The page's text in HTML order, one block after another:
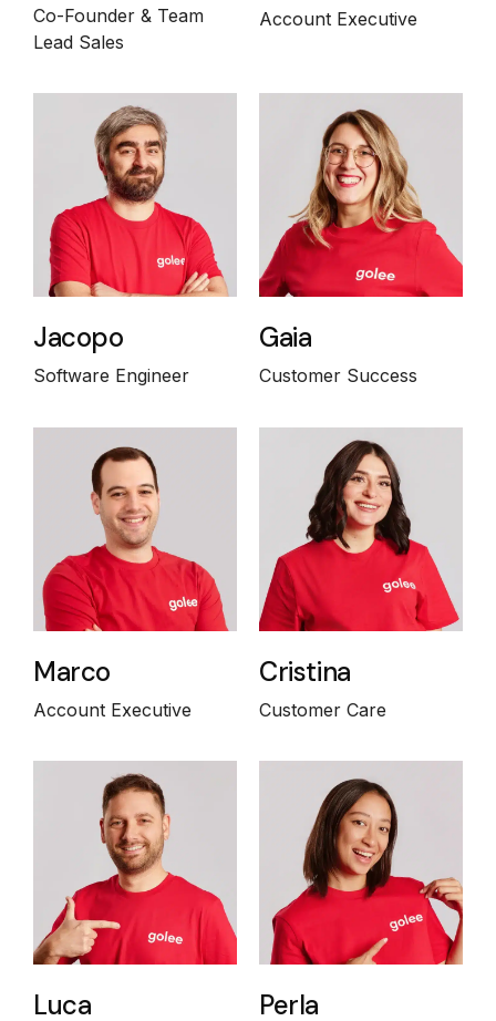
Co-Founder & Team
Lead Sales
Account Executive
Jacopo
Software Engineer
Gaia
Customer Success
Marco
Account Executive
Cristina
Customer Care
Luca Perla